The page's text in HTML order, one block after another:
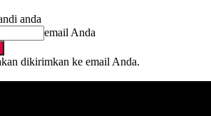
anda
email Anda
dikirimkan ke email Anda.